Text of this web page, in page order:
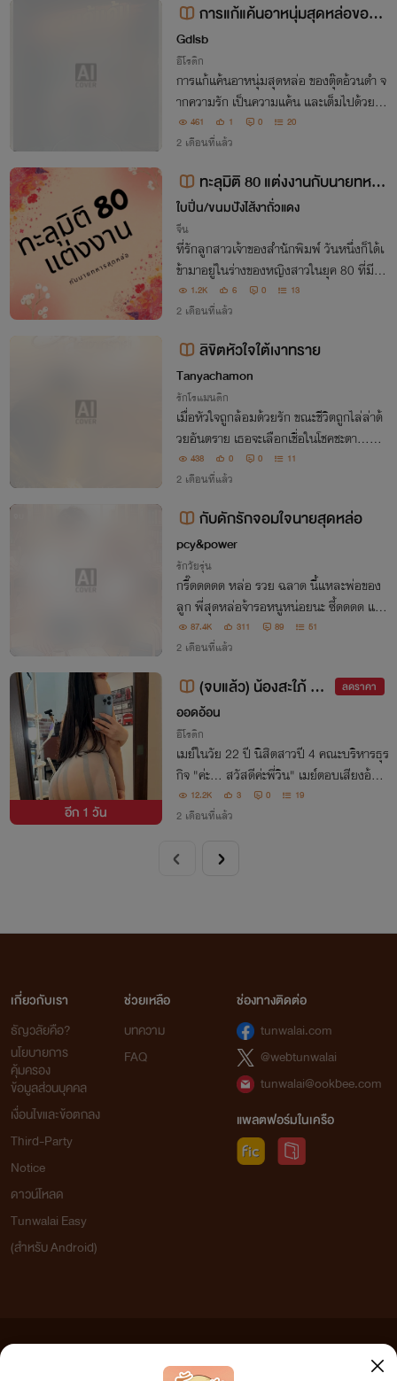
การแก้แค้นอาหนุ่มสุดหล่อของตุ๊
ดอ้วนดำ
Gdlsb
อีโรติก
การแก้แค้นอาหนุ่มสุดหล่อ ของตุ๊ดอ้วนดำ จ
ากความรัก เป็นความแค้น และเต็มไปด้วยคว
ามเสียวซ่าน จนทุกคนที่ได้อ่านจะต้องน้ำแท
บทะลักไปตามกัน " อ๊ะ...อ๊ะส์...อย่า...อย่าก
461 1 0 20
2 เดือนที่แล้ว
ทะลุมิติ 80 แต่งงานกับนายทหาร
สุดหล่อ
ใบปิ่น/ขนมปังไส้งาถั่วแดง
จีน
ที่รักลูกสาวเจ้าของสำนักพิมพ์ วันหนึ่งก็ได้เ
ข้ามาอยู่ในร่างของหญิงสาวในยุค 80 ที่มีชีวิ
ตทนทุกข์จากแม่เลี้ยง เธอต้องเข้าอยู่ในร่างนี้
และต้องหาทางเอาชีวิตรอดจากแม่เลี้ยงและ
1.2K 6 0 13
2 เดือนที่แล้ว
ลิขิตหัวใจใต้เงาทราย
Tanyachamon
รักโรแมนติก
เมื่อหัวใจถูกล้อมด้วยรัก ขณะชีวิตถูกไล่ล่าด้
วยอันตราย เธอจะเลือกเชื่อในโชคชะตา...หรื
อเดินหนีจากบุรุษที่พักพิง ในดินแดนที่ผืนทร
ายร้อนระอุ หัวใจสองดวงกำลังถูกโชคชะตาขี
438 0 0 11
2 เดือนที่แล้ว
กับดักรักจอมใจนายสุดหล่อ
pcy&power
รักวัยรุ่น
กรี๊ดดดดด หล่อ รวย ฉลาด นี้แหละพ่อของ
ลูก พี่สุดหล่อจ้ารอหนูหน่อยนะ ซี้ดดดด แค่
คิดก็ฟินแล้วอ่ะ
87.4K 311 89 51
2 เดือนที่แล้ว
อีก 1 วัน
(จบแล้ว) น้องสะใภ้ อด
ใจไม่ไหวพี่เขยสุดหล่อ
ลดราคา
ออดอ้อน
อีโรติก
เมย์ในวัย 22 ปี นิสิตสาวปี 4 คณะบริหารธุร
กิจ "ค่ะ... สวัสดีค่ะพี่วิน" เมย์ตอบเสียงอ้อม
แอ้ม เดินไปรินนมสดใส่แก้วด้วยมือที่สั่น ซี๊
ด... อ่า.. แน่นฉิบหาย.." วินสบถพึมพำในลำ
12.2K 3 0 19
2 เดือนที่แล้ว
เกี่ยวกับเรา
ธัญวลัยคือ?
นโยบายการ
คุ้มครอง
ข้อมูลส่วนบุคคล
เงื่อนไขและข้อตกลง
Third-Party
Notice
ดาวน์โหลด
Tunwalai Easy
(สำหรับ Android)
ช่วยเหลือ
บทความ
FAQ
ช่องทางติดต่อ
tunwalai.com
@webtunwalai
tunwalai@ookbee.com
แพลตฟอร์มในเครือ
เว็บไซต์แห่งนี้ไม่ได้เห็นด้วยและไม่ขอรับผิดชอบต่อข้อความใดๆ ทั้งสิ้น ดังนั้นผู้อ่านทุกท่านโปรดใช้